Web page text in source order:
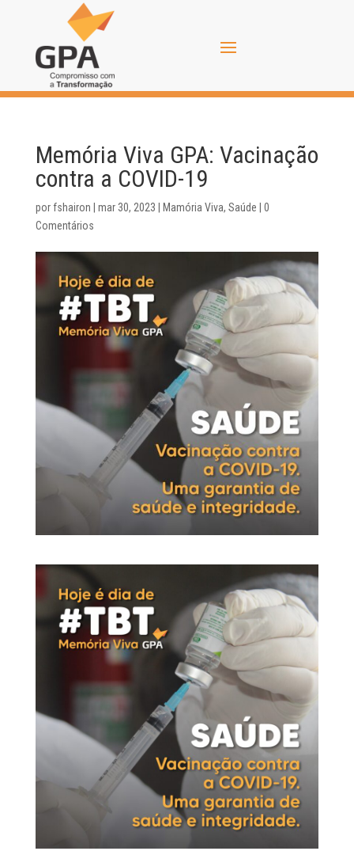
Memória Viva GPA: Vacinação
contra a COVID-19
por fshairon mar 30, 2023 Mamória Viva, Saúde
0
Comentários